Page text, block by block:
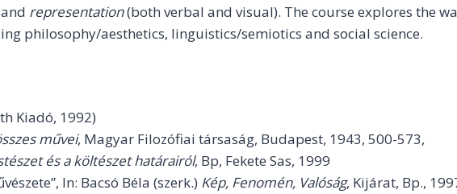
representation(both verbal and visual). The course explores the
philosophy/aesthetics, linguistics/semiotics and social science.
Kiadó, 1992)
művei, Magyar Filozófiai társaság, Budapest, 1943, 500-573,
és a költészet határairól, Bp, Fekete Sas, 1999
In: Bacsó Béla (szerk.) Kép, Fenomén, Valóság, Kijárat, Bp.,